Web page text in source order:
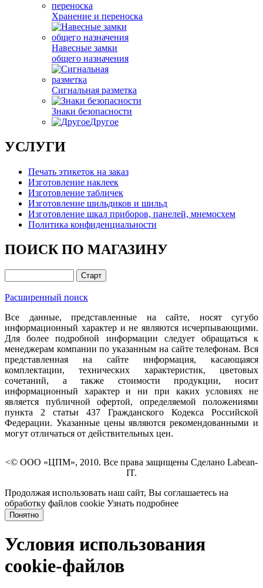
Хранение и переноска
Навесные замки
общего назначения
Сигнальная разметка
Знаки безопасности
Другое
УСЛУГИ
Печать этикеток на заказ
Изготовление наклеек
Изготовление табличек
Изготовление шильдиков и шильд
Изготовление шкал приборов, панелей, мнемосхем
Политика конфиденциальности
ПОИСК ПО МАГАЗИНУ
Расширенный поиск
Все данные, представленные на сайте, носят сугубо
информационный характер и не являются исчерпывающими.
Для более подробной информации следует обращаться к
менеджерам компании по указанным на сайте телефонам. Вся
представленная на сайте информация, касающаяся
комплектации, технических характеристик, цветовых
сочетаний, а также стоимости продукции, носит
информационный характер и ни при каких условиях не
является публичной офертой, определяемой положениями
пункта 2 статьи 437 Гражданского Кодекса Российской
Федерации. Указанные цены являются рекомендованными и
могут отличаться от действительных цен.
<© ООО «ЦПМ», 2010. Все права защищены Сделано Labean-
IT.
Продолжая использовать наш сайт, Вы соглашаетесь на
обработку файлов cookie Узнать подробнее
Понятно
Условия использования
cookie-файлов